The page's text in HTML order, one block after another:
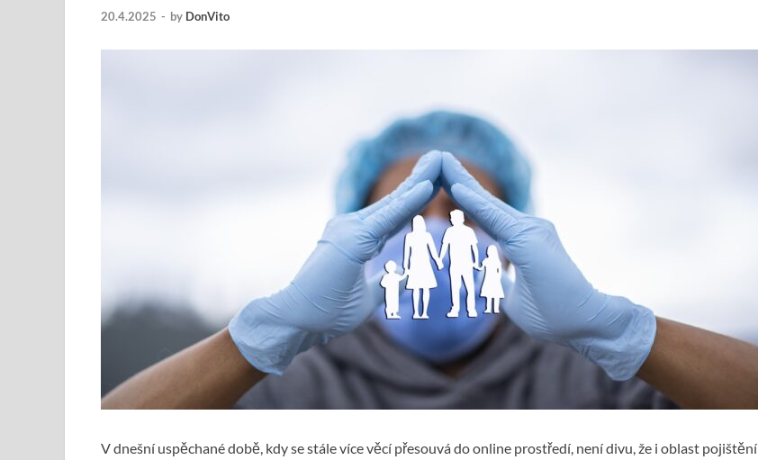
20.4.2025 - by DonVito
V dnešní uspěchané době, kdy se stále více věcí přesouvá do online prostředí, není divu, že i oblast pojištění